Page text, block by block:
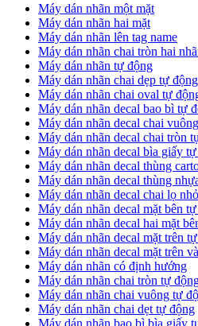
Máy dán nhãn một mặt
Máy dán nhãn hai mặt
Máy dán nhãn lên tag name
Máy dán nhãn chai tròn hai
Máy dán nhãn tự động
Máy dán nhãn chai dẹp tự động
Máy dán nhãn chai oval tự
Máy dán nhãn decal bao bì tự
Máy dán nhãn decal chai
Máy dán nhãn decal chai tròn
Máy dán nhãn decal bìa giấy
Máy dán nhãn decal thùng
Máy dán nhãn decal thùng
Máy dán nhãn decal chai lọ
Máy dán nhãn decal mặt bên
Máy dán nhãn decal hai mặt
Máy dán nhãn decal mặt trên
Máy dán nhãn decal mặt trên
Máy dán nhãn có định hướng
Máy dán nhãn chai tròn tự
​Máy dán nhãn chai vuông tự
​Máy dán nhãn chai dẹt tự động
​Máy dán nhãn bao bì bìa giấy